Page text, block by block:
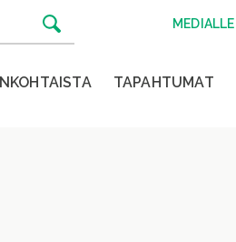
MEDIALLE
TAPAHTUMAT